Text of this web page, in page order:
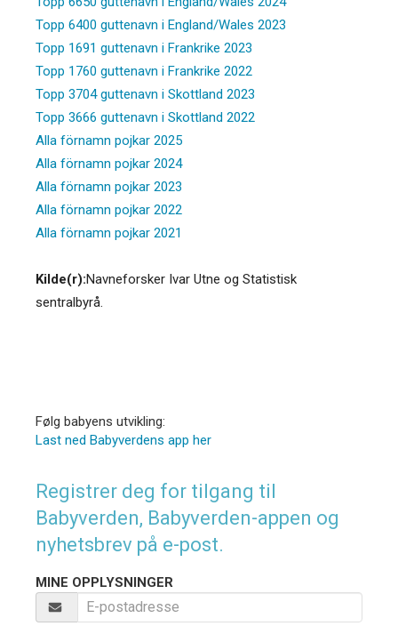
Topp 6400 guttenavn i England/Wales 2023
Topp 1691 guttenavn i Frankrike 2023
Topp 1760 guttenavn i Frankrike 2022
Topp 3704 guttenavn i Skottland 2023
Topp 3666 guttenavn i Skottland 2022
Alla förnamn pojkar 2025
Alla förnamn pojkar 2024
Alla förnamn pojkar 2023
Alla förnamn pojkar 2022
Alla förnamn pojkar 2021
Kilde(r):Navneforsker Ivar Utne og Statistisk
sentralbyrå.
Følg babyens utvikling:
Last ned Babyverdens app her
Registrer deg for tilgang til
Babyverden, Babyverden-appen og
nyhetsbrev på e-post.
MINE OPPLYSNINGER